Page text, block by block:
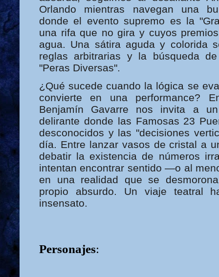
Orlando mientras navegan una
donde el evento supremo es la
una rifa que no gira y cuyos
agua. Una sátira aguda y colorida
reglas arbitrarias y la búsqueda
"Peras Diversas".
¿Qué sucede cuando la lógica se
convierte en una performance?
Benjamín Gavarre nos invita a
delirante donde las Famosas 23
desconocidos y las "decisiones
día. Entre lanzar vasos de cristal a
debatir la existencia de números
intentan encontrar sentido —o al
en una realidad que se
propio absurdo. Un viaje teatral
insensato.
Personajes: